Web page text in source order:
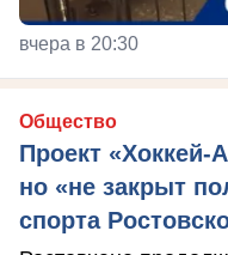
вчера в 20:30
Общество
Проект «Хоккей-
но «не закрыт
спорта